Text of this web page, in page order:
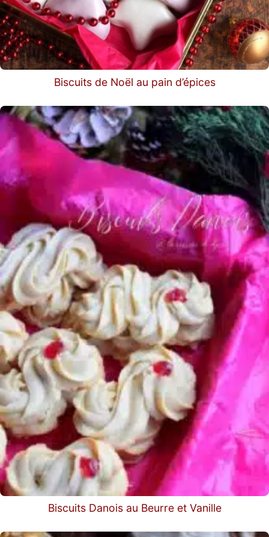
Biscuits de Noël au pain d’épices
Biscuits Danois au Beurre et Vanille